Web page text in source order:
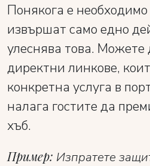
Понякога е необходимо
извършат само едно
улеснява това. Можете
директни линкове,
конкретна услуга в
налага гостите да
хъб.
Пример: Изпратете